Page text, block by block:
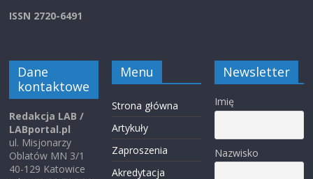
ISSN 2720-6491
Dane
kontaktowe
Redakcja LAB /
LABportal.pl
ul. Misjonarzy
Oblatów MN 3/1
40-129 Katowice
Menu
Strona główna
Artykuły
Zaproszenia
Akredytacja
Newsletter
Imię
Nazwisko